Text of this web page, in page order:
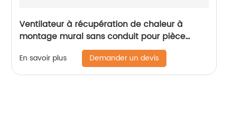
Ventilateur à récupération de chaleur à
montage mural sans conduit pour pièce
simple ERV/HRV
En savoir plus Demander un devis